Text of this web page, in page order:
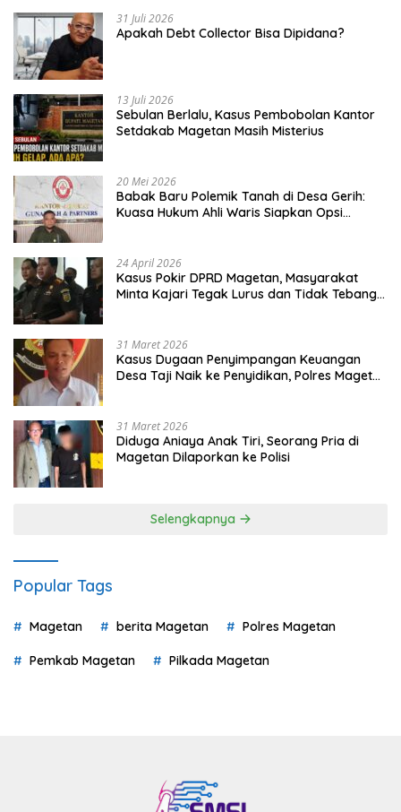
31 Juli 2026
Apakah Debt Collector Bisa Dipidana?
13 Juli 2026
Sebulan Berlalu, Kasus Pembobolan Kantor
Setdakab Magetan Masih Misterius
20 Mei 2026
Babak Baru Polemik Tanah di Desa Gerih:
Kuasa Hukum Ahli Waris Siapkan Opsi
24 April 2026
Kasus Pokir DPRD Magetan, Masyarakat
Minta Kajari Tegak Lurus dan Tidak Tebang
31 Maret 2026
Kasus Dugaan Penyimpangan Keuangan
Desa Taji Naik ke Penyidikan, Polres Magetan
31 Maret 2026
Diduga Aniaya Anak Tiri, Seorang Pria di
Magetan Dilaporkan ke Polisi
Selengkapnya
Popular Tags
Magetan berita Magetan Polres Magetan
Pemkab Magetan Pilkada Magetan